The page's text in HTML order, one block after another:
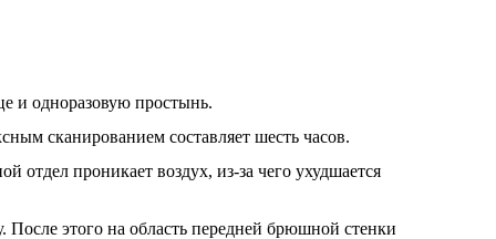
и одноразовую простынь.
сканированием составляет шесть часов.
проникает воздух, из-за чего ухудшается
этого на область передней брюшной стенки